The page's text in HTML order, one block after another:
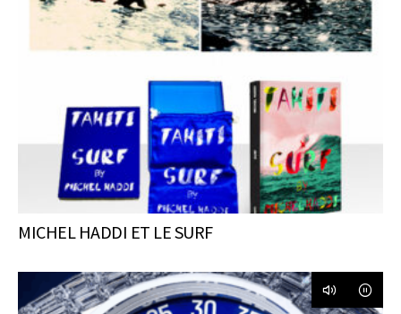
MICHEL HADDI ET LE SURF